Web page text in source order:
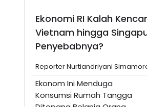
Ekonomi RI Kalah
Vietnam hingga
Penyebabnya?
Reporter Nurtiandriyani
Ekonom Ini Menduga
Konsumsi Rumah Tangga